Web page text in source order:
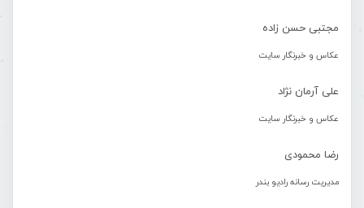
مجتبی حسن زاده
عکاس و خبرنگار سایت
علی آرمان نژاد
عکاس و خبرنگار سایت
رضا محمودی
مدیریت رسانه رادیو بندر